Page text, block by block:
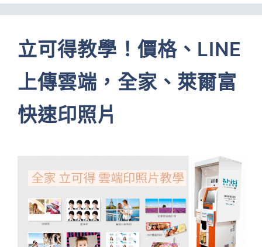
立可得教學！價格、LINE
上傳雲端，全家、萊爾富
快速印照片